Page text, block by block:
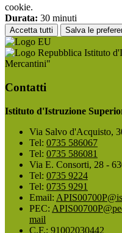
cookie.
Durata: 30 minuti
Accetta tutti Salva le
Istituto
Mercantini"
Contatti
Istituto d'Istruzione
Via Salvo d'Acquisto,
Tel: 0735 586067
Tel: 0735 586081
Via E. Consorti, 28 -
Tel: 0735 9224
Tel: 0735 9291
Email:
PEC:
mail
C.F.: 91002030442